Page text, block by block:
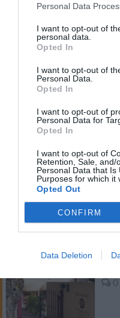
Personal Data
I want to opt-out of
personal data.
Opted In
I want to opt-out of
Personal Data.
Opted In
I want to opt-out of
Personal Data for
Opted In
I want to opt-out of
Retention, Sale, and/
Personal Data that Is
Purposes for which it
Opted Out
CONFIRM
Data Deletion